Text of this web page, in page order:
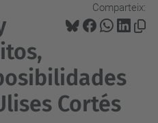
Comparteix:
Cortés